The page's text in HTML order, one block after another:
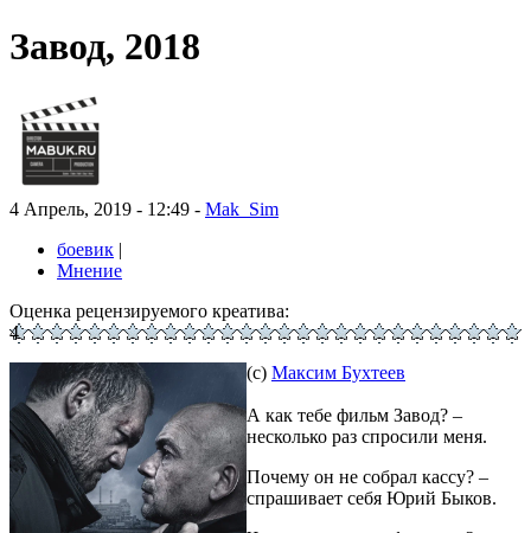
Завод, 2018
4 Апрель, 2019 - 12:49 - Mak_Sim
боевик |
Мнение
Оценка рецензируемого креатива:
4
(с) Максим Бухтеев
А как тебе фильм Завод? –
несколько раз спросили меня.
Почему он не собрал кассу? –
спрашивает себя Юрий Быков.